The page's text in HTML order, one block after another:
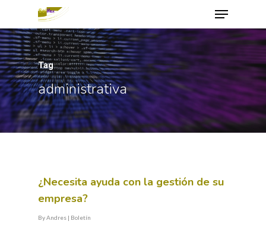
Hit enter to search or ESC to close
Tag
administrativa
¿Necesita ayuda con la gestión de su
empresa?
ByAndres | Boletín